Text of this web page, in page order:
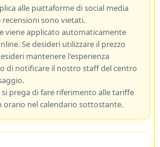
alle piattaforme di social media
sono vietati.
viene applicato automaticamente
Se desideri utilizzare il prezzo
mantenere l'esperienza
di notificare il nostro staff del centro
prega di fare riferimento alle tariffe
orario nel calendario sottostante.